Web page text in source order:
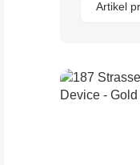
Artikel